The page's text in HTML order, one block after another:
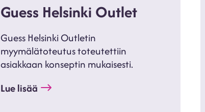
Guess Helsinki Outlet
Guess Helsinki Outletin
myymälätoteutus toteutettiin
asiakkaan konseptin mukaisesti.
Lue lisää